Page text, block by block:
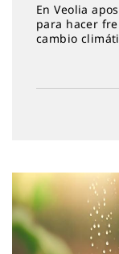
En Veolia
para hacer
cambio